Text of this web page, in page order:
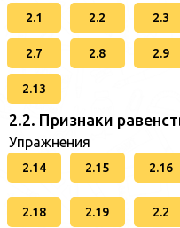
2.1 2.2 2.3
2.7 2.8 2.9
2.13
2.2. Признаки
Упражнения
2.14 2.15 2.16
2.18 2.19 2.2